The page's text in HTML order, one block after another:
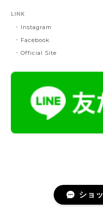
帯締 二分
NN：鼡
ださり、対応の早さに
がとうございました。
LINK
Instagram
Facebook
Official Site
ショ